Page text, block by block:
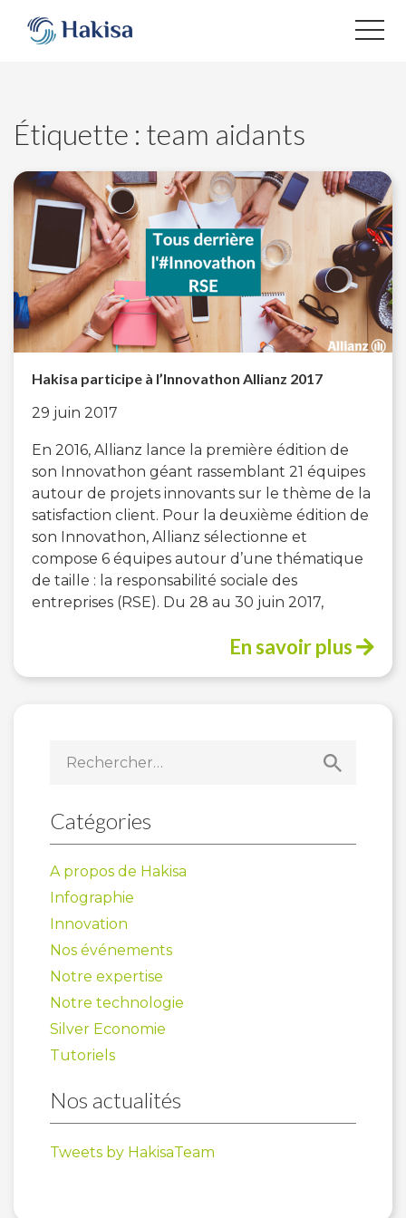
contenu
Étiquette : team aidants
Hakisa participe à l’Innovathon Allianz 2017
29 juin 2017
En 2016, Allianz lance la première édition de
son Innovathon géant rassemblant 21 équipes
autour de projets innovants sur le thème de la
satisfaction client. Pour la deuxième édition de
son Innovathon, Allianz sélectionne et
compose 6 équipes autour d’une thématique
de taille : la responsabilité sociale des
entreprises (RSE). Du 28 au 30 juin 2017,
En savoir plus
Catégories
A propos de Hakisa
Infographie
Innovation
Nos événements
Notre expertise
Notre technologie
Silver Economie
Tutoriels
Nos actualités
Tweets by HakisaTeam